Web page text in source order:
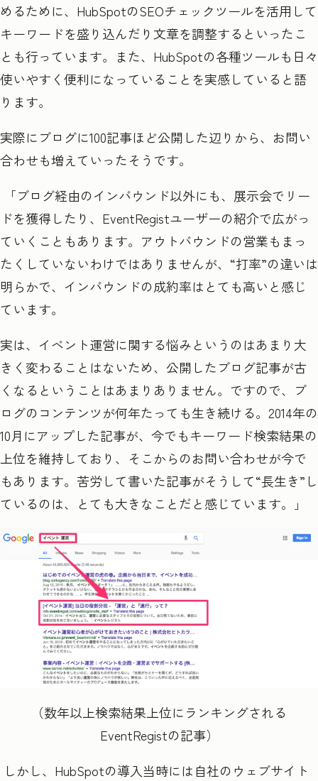
めるために、HubSpotのSEOチェックツールを活用して
キーワードを盛り込んだり文章を調整するといったこ
とも行っています。また、 HubSpotの各種ツールも日々
使いやすく便利になっていることを実感していると語
ります。
実際にブログに100記事ほど公開した辺りから、お問い
合わせも増えていったそうです。
「ブログ経由のインバウンド以外にも、展示会でリー
ドを獲得したり、EventRegistユーザーの紹介で広がっ
ていくこともあります。アウトバウンドの営業もまっ
たくしていないわけではありませんが、 “打率”の違いは
明らかで、インバウンドの成約率はとても高いと感じ
ています。
実は、イベント運営に関する悩みというのはあまり大
きく変わることはないため、公開したブログ記事が古
くなるということはあまりありません。ですので、ブ
ログのコンテンツが何年たっても生き続ける。2014年の
10月にアップした記事が、今でもキーワード検索結果の
上位を維持しており、そこからのお問い合わせが今で
もあります。苦労して書いた記事がそうして“長生き” し
ているのは、とても大きなことだと感じています。」
（数年以上検索結果上位にランキングされる
EventRegistの記事）
しかし、HubSpotの導入当時には自社のウェブサイト